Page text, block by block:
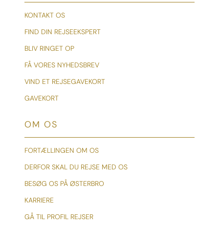
KONTAKT OS
FIND DIN REJSEEKSPERT
BLIV RINGET OP
FÅ VORES NYHEDSBREV
VIND ET REJSEGAVEKORT
GAVEKORT
OM OS
FORTÆLLINGEN OM OS
DERFOR SKAL DU REJSE MED OS
BESØG OS PÅ ØSTERBRO
KARRIERE
GÅ TIL PROFIL REJSER